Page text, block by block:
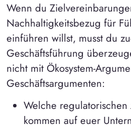
Wenn du
Nachhaltigkeitsbezug für
einführen willst, musst du
Geschäftsführung
nicht mit Ökosystem-
Geschäftsargumenten:
Welche
kommen auf euer